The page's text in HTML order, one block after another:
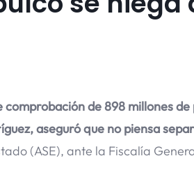
comprobación de 898 millones
aseguró que no piensa
(ASE), ante la Fiscalía